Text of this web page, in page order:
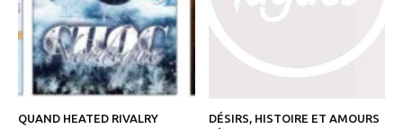
QUAND HEATED RIVALRY
DÉSIRS, HISTOIRE ET AMOURS